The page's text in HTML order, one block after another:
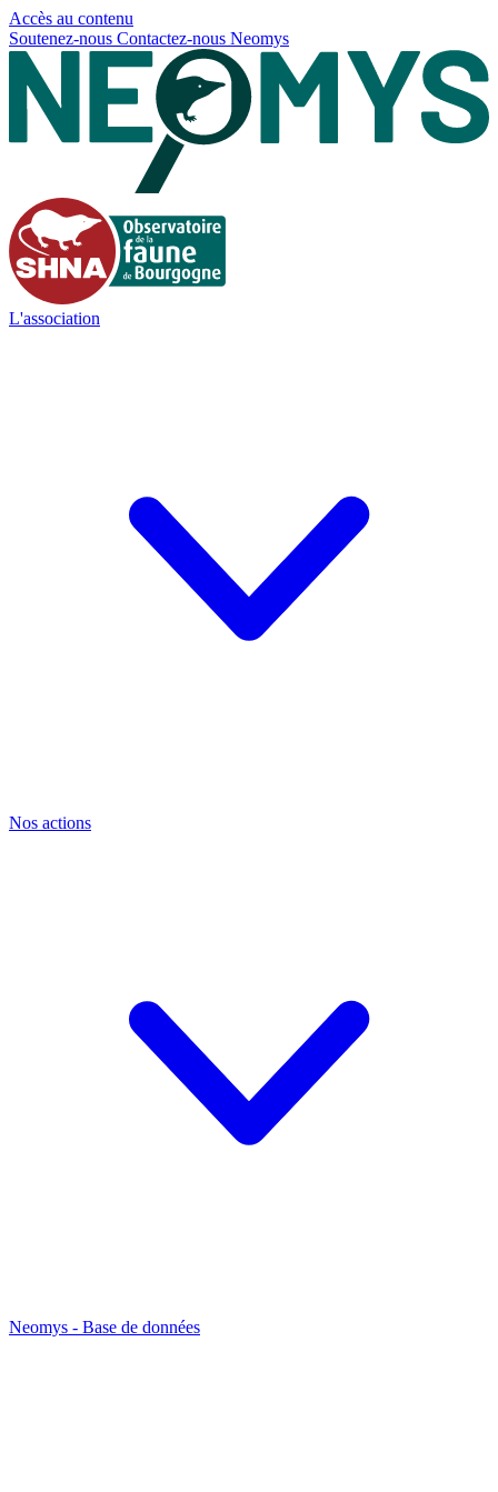
Accès au contenu
Soutenez-nous Contactez-nous Neomys
L'association
Nos actions
Neomys - Base de données
Panneau de gestion des cookies